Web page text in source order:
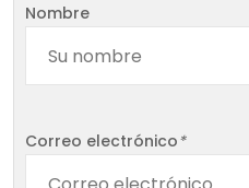
Nombre
Correo electrónico*